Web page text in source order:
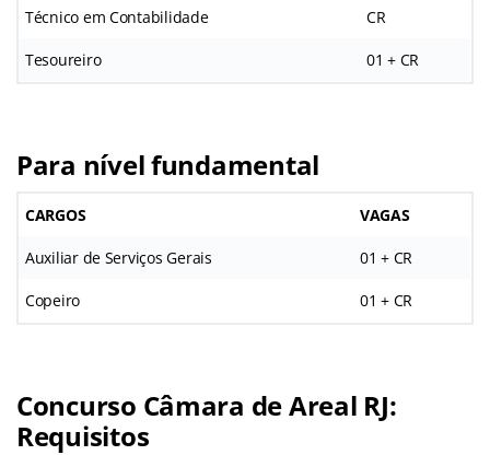
Técnico em Contabilidade CR
Tesoureiro 01 + CR
Para nível fundamental
CARGOS VAGAS
Auxiliar de Serviços Gerais 01 + CR
Copeiro 01 + CR
Concurso Câmara de Areal RJ:
Requisitos